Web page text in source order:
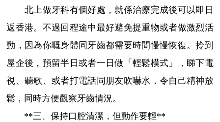
北上做牙科有個好處，就係治療完成後可以即日
返香港。不過回程途中最好避免提重物或者做激烈活
動，因為你嘅身體同牙齒都需要時間慢慢恢復。拎到
屋企後，預留半日或者一日做「輕鬆模式」，睇下電
視、聽歌、或者打電話同朋友吹嚇水，令自己精神放
鬆，同時方便觀察牙齒情況。
**三、保持口腔清潔，但動作要輕**